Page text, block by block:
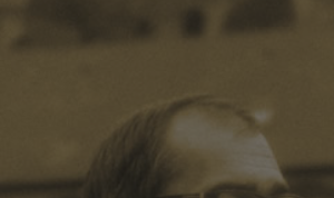
to main content